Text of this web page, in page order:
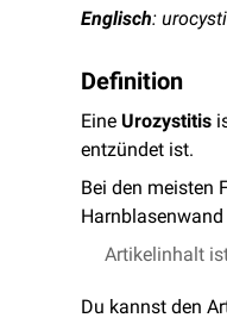
Englisch:
Definition
Eine Urozystitis
entzündet ist.
Bei den meisten
Artikelinhalt
Du kannst den